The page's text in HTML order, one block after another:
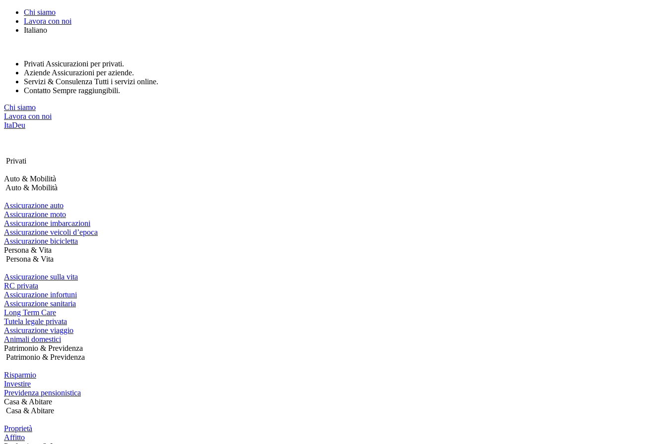
questo
Web
accessibilità.
Premi
Control-
per
adattare
il
non
che
utilizzano
screen
reader;
Premi
Control-
F10
per
aprire
menu
di
accessibilità.
Chi siamo
Lavora con noi
Italiano
Privati Assicurazioni per privati.
Aziende Assicurazioni per aziende.
Servizi & Consulenza Tutti i servizi online.
Contatto Sempre raggiungibili.
Chi siamo
Lavora con noi
ItaDeu
Privati
Auto & Mobilità
Auto & Mobilità
Assicurazione auto
Assicurazione moto
Assicurazione imbarcazioni
Assicurazione veicoli d’epoca
Assicurazione bicicletta
Persona & Vita
Persona & Vita
Assicurazione sulla vita
RC privata
Assicurazione infortuni
Assicurazione sanitaria
Long Term Care
Tutela legale privata
Assicurazione viaggio
Animali domestici
Patrimonio & Previdenza
Patrimonio & Previdenza
Risparmio
Investire
Previdenza pensionistica
Casa & Abitare
Casa & Abitare
Proprietà
Affitto